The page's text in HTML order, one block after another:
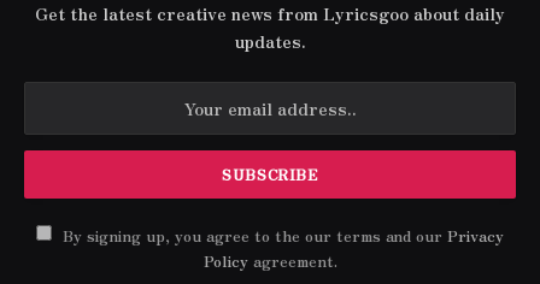
Get the latest creative news from Lyricsgoo about daily
updates.
By signing up, you agree to the our terms and our Privacy
Policyagreement.